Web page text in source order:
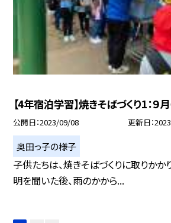
【4年宿泊学習】焼きそばづくり1：９月
公開日 2023/09/08 更新日
奥田っ子の様子
子供たちは、焼きそばづくりに取りかか
明を聞いた後、雨のかから...